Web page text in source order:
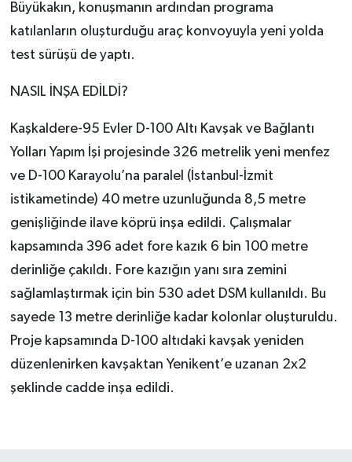
Büyükakın, konuşmanın ardından programa
katılanların oluşturduğu araç konvoyuyla yeni yolda
test sürüşü de yaptı.
NASIL İNŞA EDİLDİ?
Kaşkaldere-95 Evler D-100 Altı Kavşak ve Bağlantı
Yolları Yapım İşi projesinde 326 metrelik yeni menfez
ve D-100 Karayolu’na paralel (İstanbul-İzmit
istikametinde) 40 metre uzunluğunda 8,5 metre
genişliğinde ilave köprü inşa edildi. Çalışmalar
kapsamında 396 adet fore kazık 6 bin 100 metre
derinliğe çakıldı. Fore kazığın yanı sıra zemini
sağlamlaştırmak için bin 530 adet DSM kullanıldı. Bu
sayede 13 metre derinliğe kadar kolonlar oluşturuldu.
Proje kapsamında D-100 altıdaki kavşak yeniden
düzenlenirken kavşaktan Yenikent’e uzanan 2x2
şeklinde cadde inşa edildi.